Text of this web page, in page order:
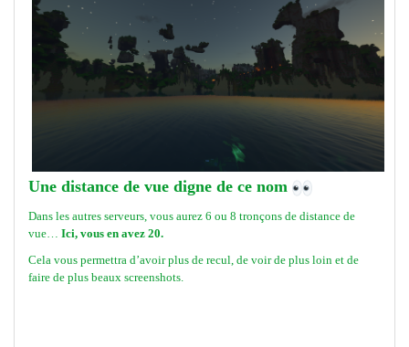
Une distance de vue digne de ce nom
Dans les autres serveurs, vous aurez 6 ou 8 tronçons de distance de
vue… Ici, vous en avez 20.
Cela vous permettra d’avoir plus de recul, de voir de plus loin et de
faire de plus beaux screenshots.